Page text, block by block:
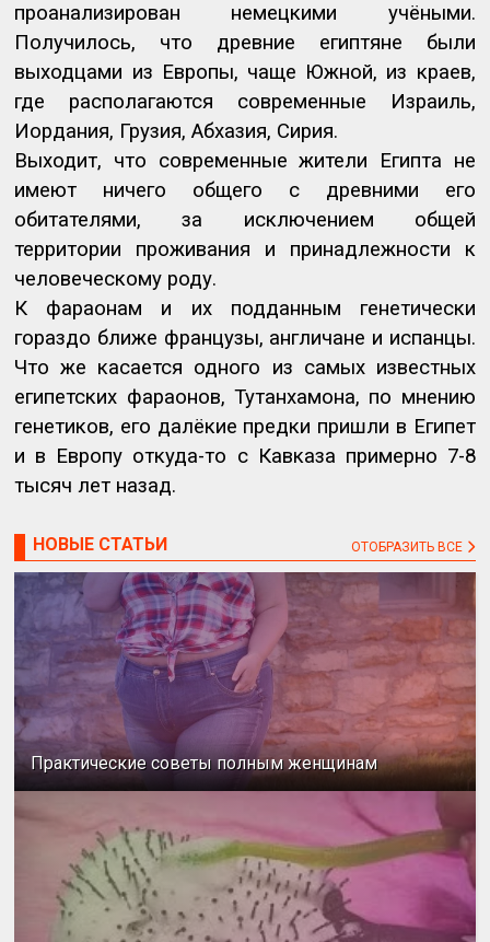
проанализирован немецкими учёными.
Получилось, что древние египтяне были
выходцами из Европы, чаще Южной, из краев,
где располагаются современные Израиль,
Иордания, Грузия, Абхазия, Сирия.
Выходит, что современные жители Египта не
имеют ничего общего с древними его
обитателями, за исключением общей
территории проживания и принадлежности к
человеческому роду.
К фараонам и их подданным генетически
гораздо ближе французы, англичане и испанцы.
Что же касается одного из самых известных
египетских фараонов, Тутанхамона, по мнению
генетиков, его далёкие предки пришли в Египет
и в Европу откуда-то с Кавказа примерно 7-8
тысяч лет назад.
НОВЫЕ СТАТЬИ ОТОБРАЗИТЬ ВСЕ
Практические советы полным женщинам